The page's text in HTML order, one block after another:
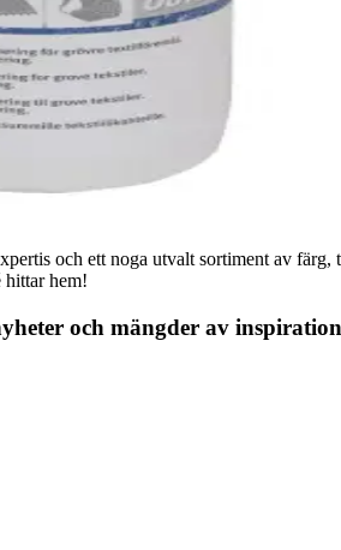
och ett noga utvalt sortiment av
hittar hem!
och mängder av